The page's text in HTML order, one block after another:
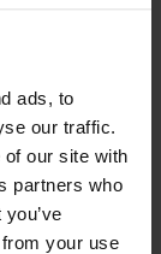
ads, to
our traffic.
our site with
partners who
your use